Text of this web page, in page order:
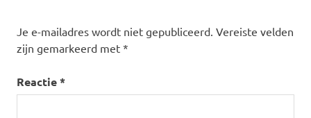
Je e-mailadres wordt niet gepubliceerd. Vereiste velden
zijn gemarkeerd met *
Reactie*